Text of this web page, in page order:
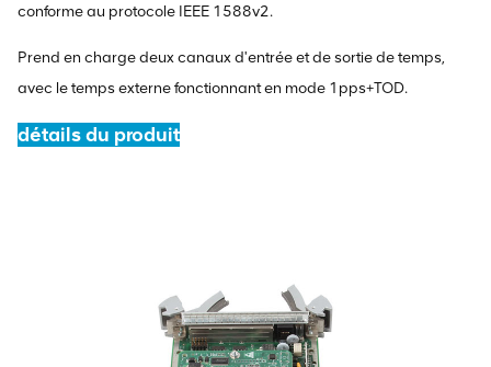
conforme au protocole IEEE 1588v2.
Prend en charge deux canaux d'entrée et de sortie de temps,
avec le temps externe fonctionnant en mode 1pps+TOD.
détails du produit